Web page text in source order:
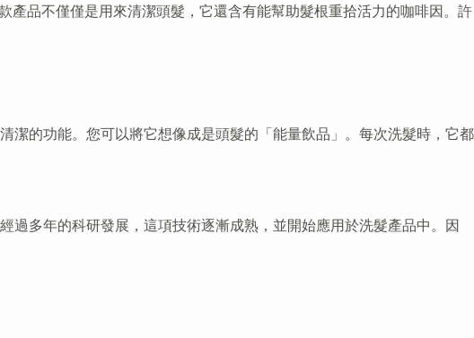
產品不僅僅是用來清潔頭髮，它還含有能幫助髮根重拾活力的咖啡因。許
潔的功能。您可以將它想像成是頭髮的「能量飲品」。每次洗髮時，它都
多年的科研發展，這項技術逐漸成熟，並開始應用於洗髮產品中。因